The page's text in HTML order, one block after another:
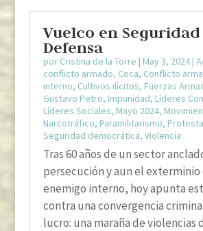
Vuelco en
Defensa
por Cristina de la Torre | May 3, 2024|
conflicto armado, Coca, Conflicto
interno, Cultivos ilícitos, Fuerzas
Gustavo Petro, Impunidad, Líderes
Líderes Sociales, Mayo 2024,
Narcotráfico, Paramilitarismo,
Seguridad democrática, Violencia
Tras 60 años de un sector
persecución y aun el
enemigo interno, hoy apunta
contra una convergencia
lucro: una maraña de violencias